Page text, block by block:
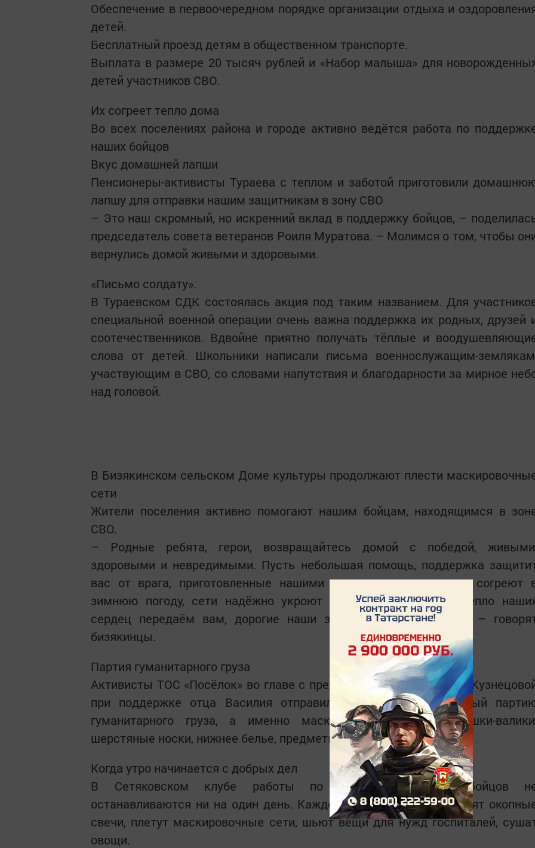
Обеспечение в первоочередном порядке организации отдыха и
детей.
Бесплатный проезд детям в общественном транспорте.
Выплата в размере 20 тысяч рублей и «Набор малыша» для
детей участников СВО.
Их согреет тепло дома
Во всех поселениях района и городе активно ведётся работа по
наших бойцов
Вкус домашней лапши
Пенсионеры-активисты Тураева с теплом и заботой приготовили
лапшу для отправки нашим защитникам в зону СВО
– Это наш скромный, но искренний вклад в поддержку бойцов, –
председатель совета ветеранов Роиля Муратова. – Молимся о том, чтобы
вернулись домой живыми и здоровыми.
«Письмо солдату».
В Тураевском СДК состоялась акция под таким названием. Для
специальной военной операции очень важна поддержка их родных, друзей
соотечественников. Вдвойне приятно получать тёплые и
слова от детей. Школьники написали письма военнослужащим-
участвующим в СВО, со словами напутствия и благодарности за мирное
над головой.
В Бизякинском сельском Доме культуры продолжают плести
сети
Жители поселения активно помогают нашим бойцам, находящимся в
СВО.
– Родные ребята, герои, возвращайтесь домой с победой,
здоровыми и невредимыми. Пусть небольшая помощь, поддержка
вас от врага, приготовленные нашими руками окопные свечи согреют
зимнюю погоду, сети надёжно укроют технику и блиндажи. Тепло
сердец передаём вам, дорогие наши защитники. Мы с вами, –
бизякинцы.
Партия гуманитарного груза
Активисты ТОС «Посёлок» во главе с председателем Екатериной
при поддержке отца Василия отправили в Донецк и Рубежный
гуманитарного груза, а именно маскировочные сети, подушки-
шерстяные носки, нижнее белье, предметы гигиены.
Когда утро начинается с добрых дел
В Сетяковском клубе работы по поддержке наших бойцов
останавливаются ни на один день. Каждое утро активисты готовят
свечи, плетут маскировочные сети, шьют вещи для нужд госпиталей,
овощи.